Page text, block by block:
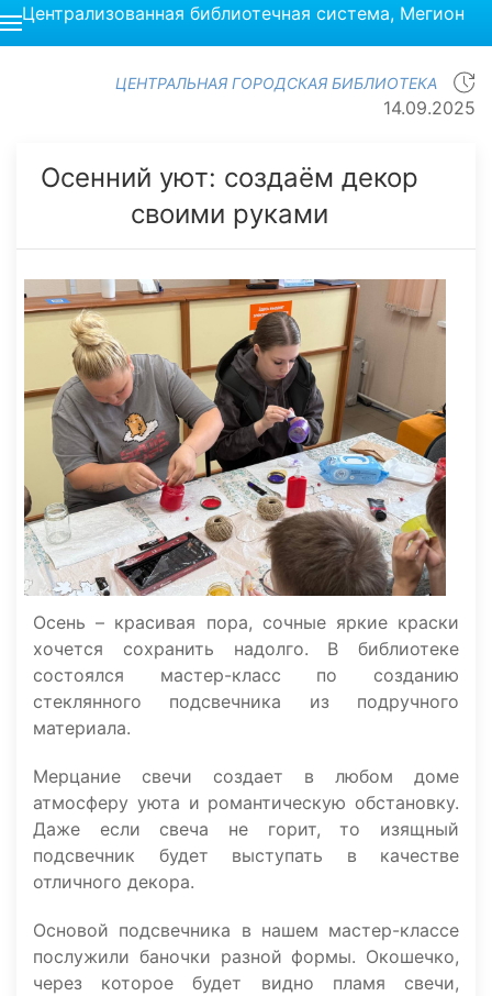
Централизованная библиотечная система, Мегион
ЦЕНТРАЛЬНАЯ ГОРОДСКАЯ БИБЛИОТЕКА
14.09.2025
Осенний уют: создаём декор
своими руками
Осень – красивая пора, сочные яркие краски
хочется сохранить надолго. В библиотеке
состоялся мастер-класс по созданию
стеклянного подсвечника из подручного
материала.
Мерцание свечи создает в любом доме
атмосферу уюта и романтическую обстановку.
Даже если свеча не горит, то изящный
подсвечник будет выступать в качестве
отличного декора.
Основой подсвечника в нашем мастер-классе
послужили баночки разной формы. Окошечко,
через которое будет видно пламя свечи,